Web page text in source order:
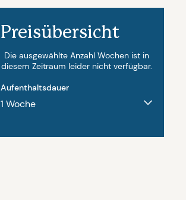
August - 2027
Mo Di Mi Do
Preisübersicht
Die ausgewählte Anzahl Wochen ist in
diesem Zeitraum leider nicht verfügbar.
Aufenthaltsdauer